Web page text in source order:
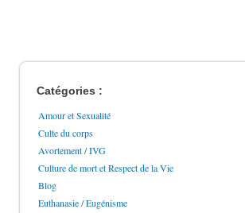
Catégories :
Amour et Sexualité
Culte du corps
Avortement / IVG
Culture de mort et Respect de la Vie
Blog
Euthanasie / Eugénisme